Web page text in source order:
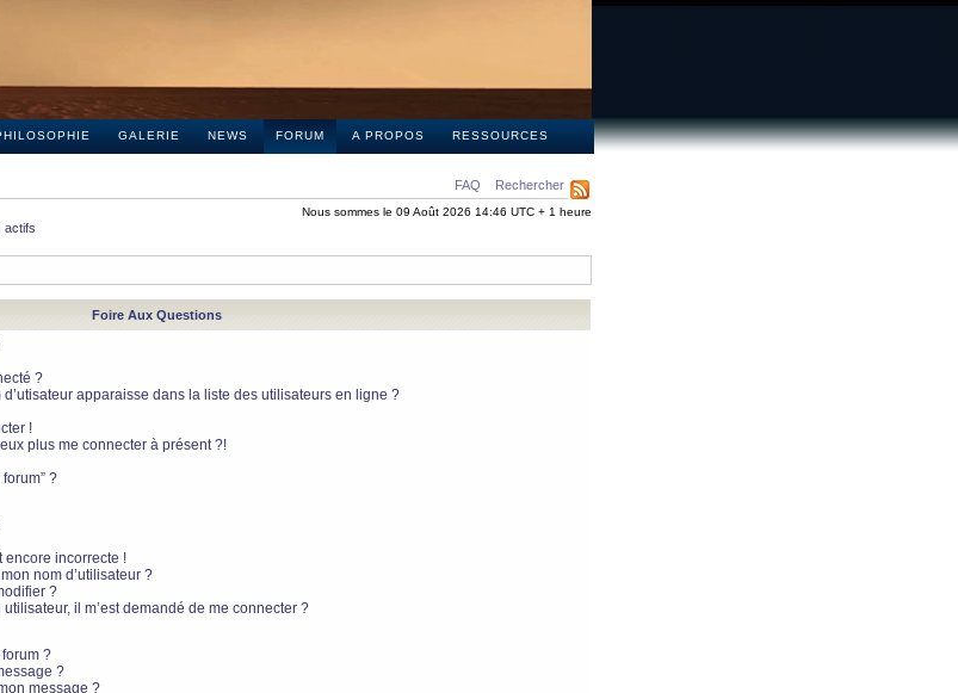
GALERIE NEWS FORUM A PROPOS RESSOURCES
FAQ Rechercher
Nous sommes le 09 Août 2026 14:46 UTC + 1 heure
actifs
Foire Aux Questions
?
apparaisse dans la liste des utilisateurs en ligne ?
!
plus me connecter à présent ?!
?
encore incorrecte !
nom d’utilisateur ?
?
il m’est demandé de me connecter ?
?
?
message ?